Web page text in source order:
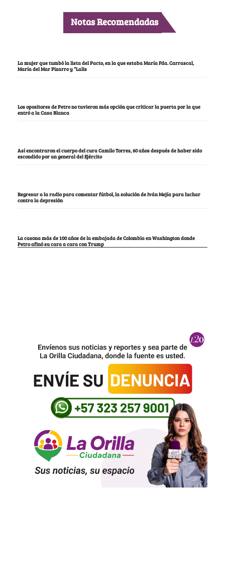
Notas Recomendadas
La mujer que tumbó la lista del Pacto, en la que estaba María Fda. Carrascal,
María del Mar Pizarro y “Lalis
Los opositores de Petro no tuvieron más opción que criticar la puerta por la que
entró a la Casa Blanca
Así encontraron el cuerpo del cura Camilo Torres, 60 años después de haber sido
escondido por un general del Ejército
Regresar a la radio para comentar fútbol, la solución de Iván Mejía para luchar
contra la depresión
La casona más de 100 años de la embajada de Colombia en Washington donde
Petro afinó su cara a cara con Trump